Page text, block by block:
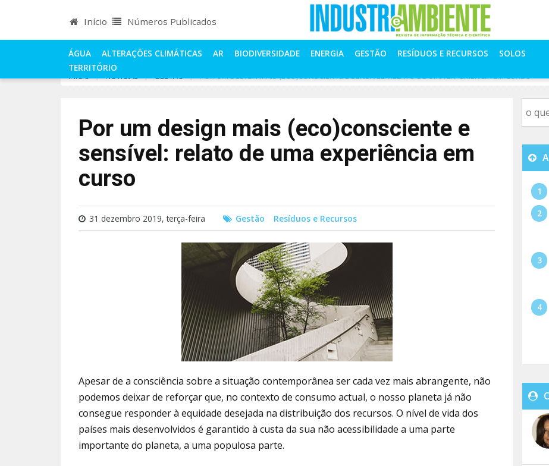
Início Números Publicados
ÁGUA ALTERAÇÕES CLIMÁTICAS AR BIODIVERSIDADE ENERGIA GESTÃO RESÍDUOS E RECURSOS
SOLOS
TERRITÓRIO
INÍCIO NOTÍCIAS GESTÃO POR UM DESIGN MAIS (ECO)CONSCIENTE E SENSÍVEL: RELATO DE UMA EXPERIÊNCIA EM CURSO
Por um design mais (eco)consciente e
sensível: relato de uma experiência em
curso
31 dezembro 2019, terça-feira Gestão Resíduos e Recursos
Apesar de a consciência sobre a situação contemporânea ser cada vez mais abrangente, não
podemos deixar de reforçar que, no contexto de consumo actual, o nosso planeta já não
consegue responder à equidade desejada na distribuição dos recursos. O nível de vida dos
países mais desenvolvidos é garantido à custa da sua não acessibilidade a uma parte
importante do planeta, a uma populosa parte.